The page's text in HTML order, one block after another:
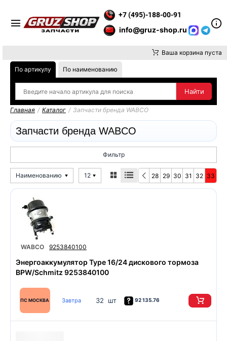
+7 (495)-188-00-91
info@gruz-shop.ru
Ваша корзина пуста
По артикулу По наименованию
Главная / Каталог / Запчасти бренда WABCO
Запчасти бренда WABCO
Фильтр
Наименованию 12 28 29 30 31 32 33
WABCO 9253840100
Энергоаккумулятор Type 16/24 дискового тормоза
BPW/Schmitz 9253840100
ПС МОСКВА Завтра 32 шт 92 135.76